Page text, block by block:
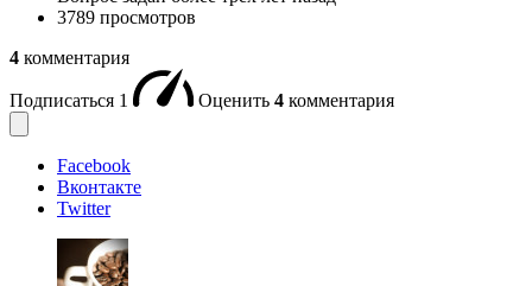
3789 просмотров
4 комментария
Подписаться 1 Оценить 4 комментария
Facebook
Вконтакте
Twitter